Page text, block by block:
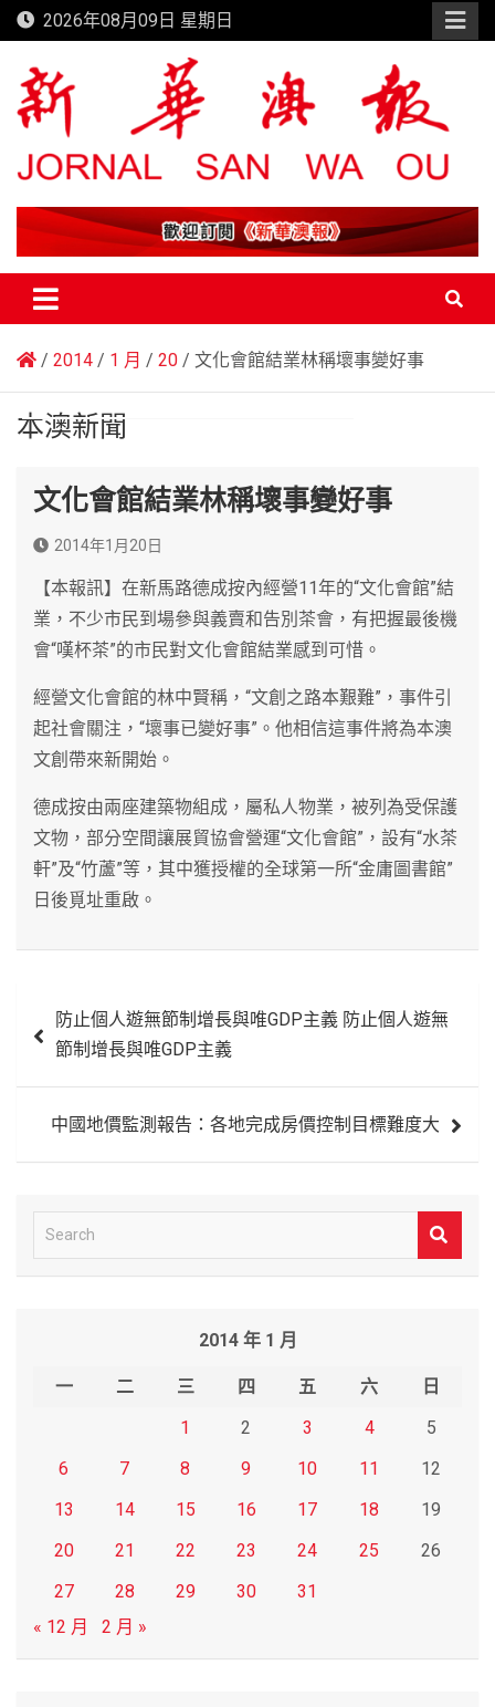
Skip
to
content
2026年08月09日 星期日
新華澳報
2014 1 月 20 文化會館結業林稱壞事變好事
本澳新聞
文化會館結業林稱壞事變好事
2014年1月20日
【本報訊】在新馬路德成按內經營11年的“文化會館”結
業，不少市民到場參與義賣和告別茶會，有把握最後機
會“嘆杯茶”的市民對文化會館結業感到可惜。
經營文化會館的林中賢稱，“文創之路本艱難”，事件引
起社會關注，“壞事已變好事”。他相信這事件將為本澳
文創帶來新開始。
德成按由兩座建築物組成，屬私人物業，被列為受保護
文物，部分空間讓展貿協會營運“文化會館”，設有“水茶
軒”及“竹蘆”等，其中獲授權的全球第一所“金庸圖書館”
日後覓址重啟。
章
防止個人遊無節制增長與唯GDP主義 防止個人遊無
節制增長與唯GDP主義
中國地價監測報告：各地完成房價控制目標難度大
e
2014 年 1 月
一 二 三 四 五 六
日
1
2 3 4
5
6
7 8 9 10 11
12
13
14 15 16 17 18
19
20
21 22 23 24 25
26
27
28 29 30
31
« 12 月
2 月 »